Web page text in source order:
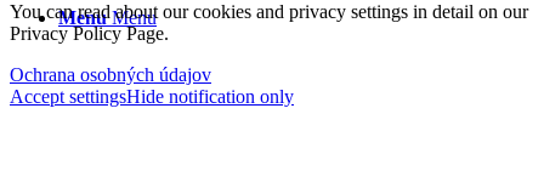
Menu Menu
You can read about our cookies and privacy settings in detail on our
Privacy Policy Page.
Ochrana osobných údajov
Accept settingsHide notification only